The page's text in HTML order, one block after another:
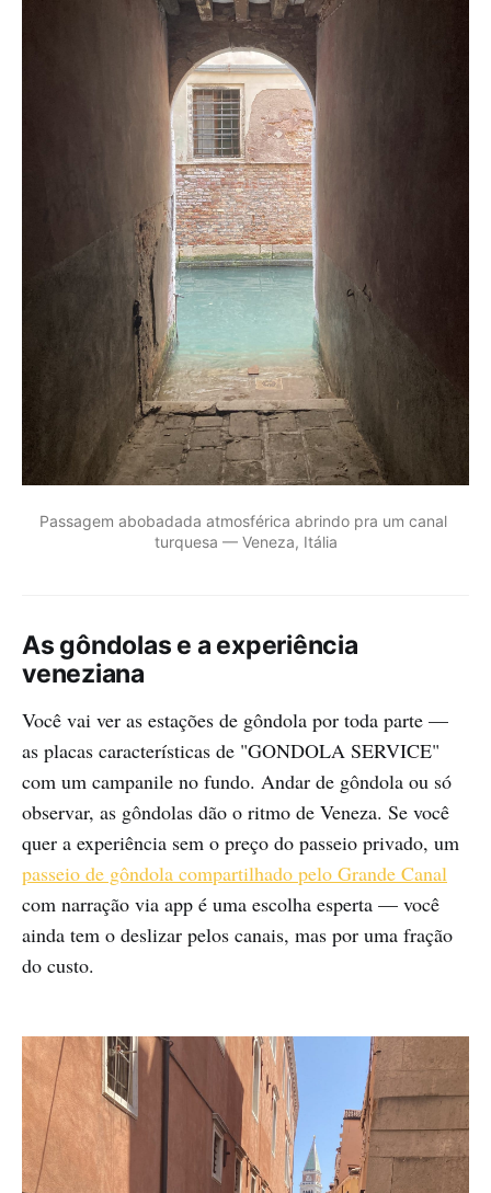
Passagem abobadada atmosférica abrindo pra um canal
turquesa — Veneza, Itália
As gôndolas e a experiência
veneziana
Você vai ver as estações de gôndola por toda parte —
as placas características de "GONDOLA SERVICE"
com um campanile no fundo. Andar de gôndola ou só
observar, as gôndolas dão o ritmo de Veneza. Se você
quer a experiência sem o preço do passeio privado, um
passeio de gôndola compartilhado pelo Grande Canal
com narração via app é uma escolha esperta — você
ainda tem o deslizar pelos canais, mas por uma fração
do custo.